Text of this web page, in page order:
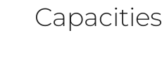
Capacities